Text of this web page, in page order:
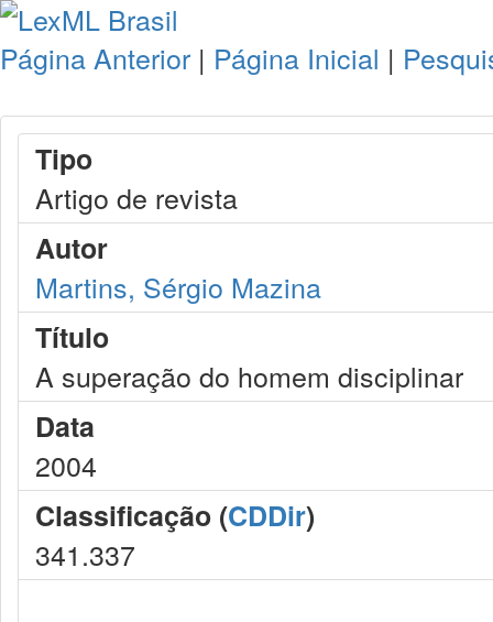
Página Anterior | Página Inicial |
Tipo
Artigo de revista
Autor
Martins, Sérgio Mazina
Título
A superação do homem disciplinar
Data
2004
Classificação (CDDir)
341.337